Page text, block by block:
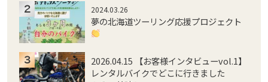
2024.03.26
夢の北海道ツーリング応援プロジェクト
2026.04.15 【お客様インタビューvol.1】
レンタルバイクでどこに行きました